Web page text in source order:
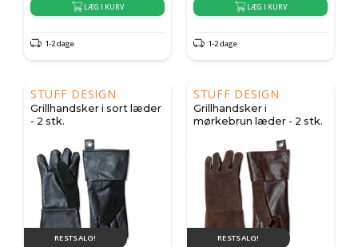
LÆG I KURV
1-2 dage
LÆG I KURV
1-2 dage
STUFF DESIGN
Grillhandsker i sort læder
- 2 stk.
RESTSALG!
STUFF DESIGN
Grillhandsker i
mørkebrun læder - 2 stk.
RESTSALG!